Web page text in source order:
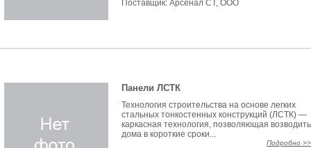
Поставщик: Арсенал СТ, ООО
Панели ЛСТК
Технология строительства на основе легких
стальных тонкостенных конструкций (ЛСТК) —
каркасная технология, позволяющая возводить
дома в короткие сроки...
Подробно >>